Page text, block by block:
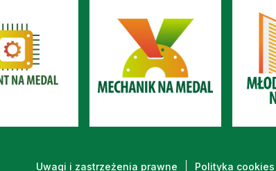
Uwagi i zastrzeżenia prawne Polityka cookies